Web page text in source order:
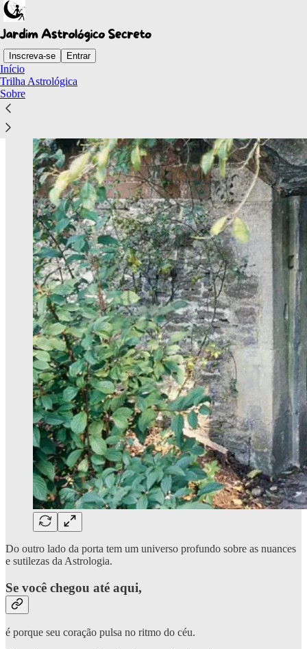
Inscreva-se Entrar
Início
Trilha Astrológica
Sobre
Do outro lado da porta tem um universo profundo sobre as nuances
e sutilezas da Astrologia.
Se você chegou até aqui,
é porque seu coração pulsa no ritmo do céu.